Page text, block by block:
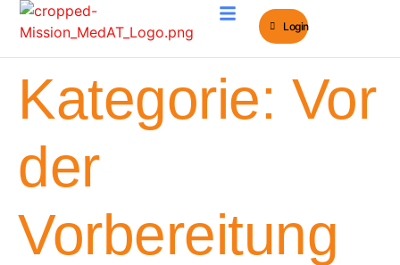
Login
Kategorie: Vor
der
Vorbereitung